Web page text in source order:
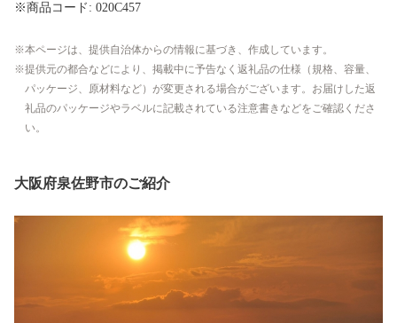
※商品コード: 020C457
本ページは、提供自治体からの情報に基づき、作成しています。
提供元の都合などにより、掲載中に予告なく返礼品の仕様（規格、容量、
パッケージ、原材料など）が変更される場合がございます。お届けした返
礼品のパッケージやラベルに記載されている注意書きなどをご確認くださ
い。
大阪府泉佐野市のご紹介